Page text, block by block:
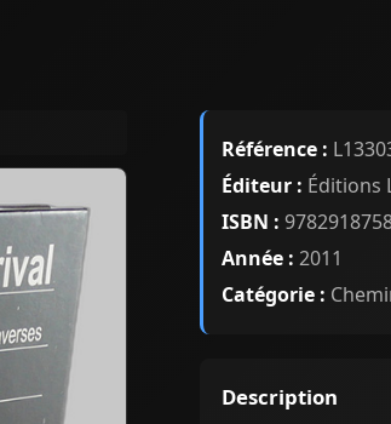
Référence :
Éditeur : Éditions
ISBN :
Année : 2011
Catégorie :
Description